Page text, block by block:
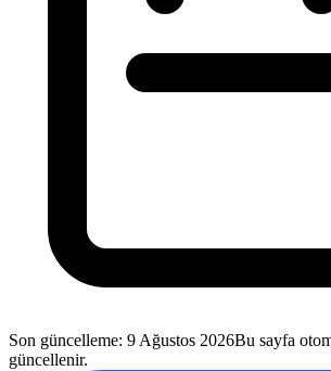
Son güncelleme: 9 Ağustos 2026Bu sayfa
güncellenir.